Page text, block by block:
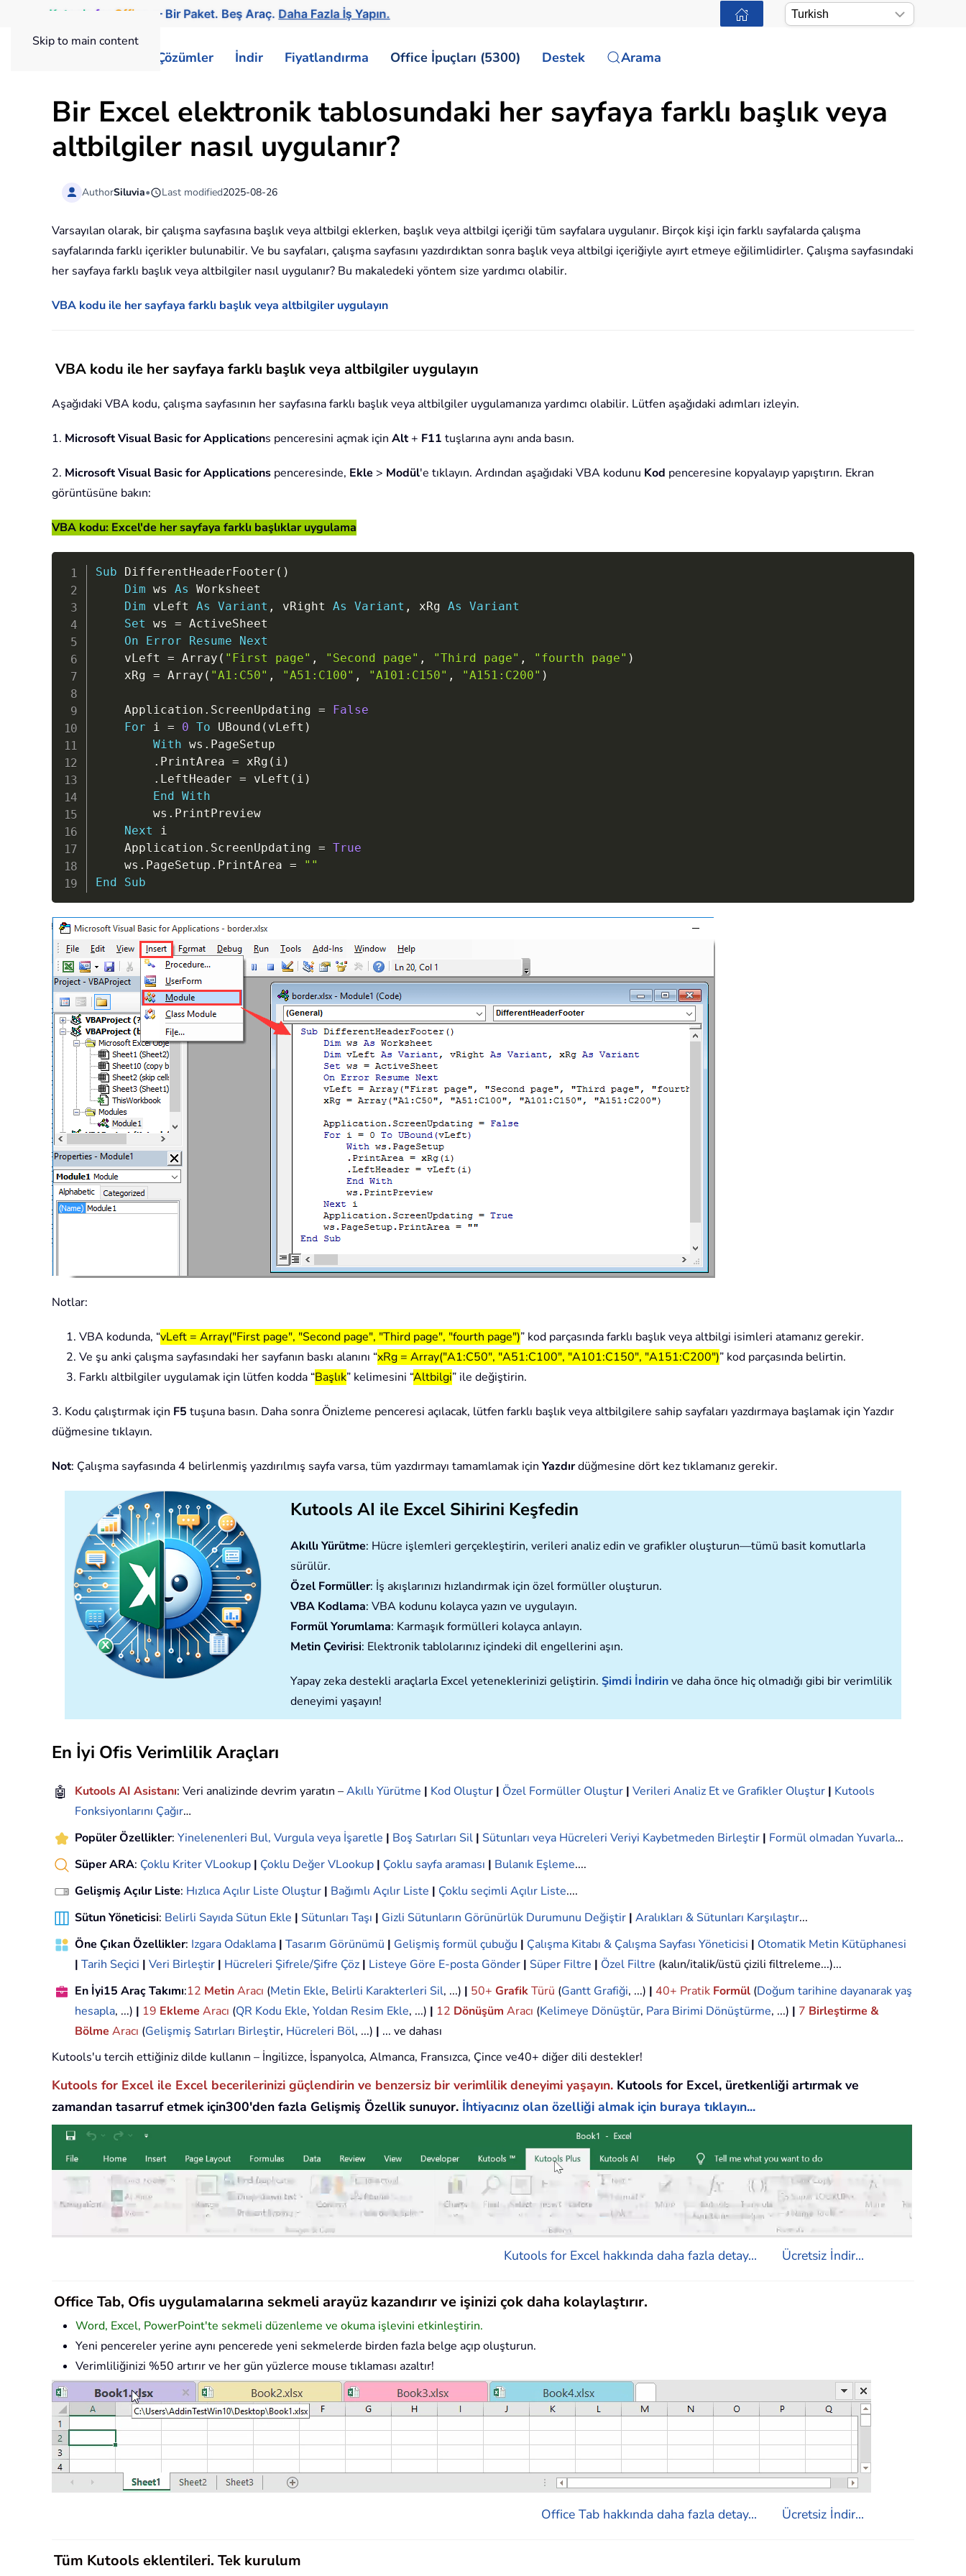
Skip to main content
Kutools for Office — Bir Paket. Beş Araç.Daha Fazla İş Yapın.
Çözümler İndir Fiyatlandırma Office İpuçları (5300) Destek Arama
Bir Excel elektronik tablosundaki her sayfaya farklı başlık veya
altbilgiler nasıl uygulanır?
AuthorSiluvia• Last modified2025-08-26
Varsayılan olarak, bir çalışma sayfasına başlık veya altbilgi eklerken, başlık veya altbilgi içeriği tüm sayfalara uygulanır. Birçok kişi için farklı sayfalarda çalışma
sayfalarında farklı içerikler bulunabilir. Ve bu sayfaları, çalışma sayfasını yazdırdıktan sonra başlık veya altbilgi içeriğiyle ayırt etmeye eğilimlidirler. Çalışma sayfasındaki
her sayfaya farklı başlık veya altbilgiler nasıl uygulanır? Bu makaledeki yöntem size yardımcı olabilir.
VBA kodu ile her sayfaya farklı başlık veya altbilgiler uygulayın
VBA kodu ile her sayfaya farklı başlık veya altbilgiler uygulayın
Aşağıdaki VBA kodu, çalışma sayfasının her sayfasına farklı başlık veya altbilgiler uygulamanıza yardımcı olabilir. Lütfen aşağıdaki adımları izleyin.
1. Microsoft Visual Basic for Applications penceresini açmak için Alt+ F11 tuşlarına aynı anda basın.
2. Microsoft Visual Basic for Applications penceresinde, Ekle > Modül'e tıklayın. Ardından aşağıdaki VBA kodunu Kod penceresine kopyalayıp yapıştırın. Ekran
görüntüsüne bakın:
VBA kodu: Excel'de her sayfaya farklı başlıklar uygulama
Sub DifferentHeaderFooter ( )
Dim ws As Worksheet
Dim vLeft As Variant , vRight As Variant , xRg As
Variant
Set ws = ActiveSheet
On
Error Resume
Next
    vLeft
= Array ( "First page" , "Second page" , "Third page" , "fourth page" )
    xRg
= Array ( "A1:C50" , "A51:C100" , "A101:C150" , "A151:C200" )
    Application
. ScreenUpdating =
False
For i = 0 To UBound ( vLeft )
With ws . PageSetup
. PrintArea = xRg ( i )
. LeftHeader = vLeft ( i )
End
With
        ws
. PrintPreview
Next i
    Application
. ScreenUpdating = True
    ws
. PageSetup . PrintArea =
""
End
Sub
Notlar:
1. VBA kodunda, “vLeft = Array("First page", "Second page", "Third page", "fourth page")” kod parçasında farklı başlık veya altbilgi isimleri atamanız gerekir.
2. Ve şu anki çalışma sayfasındaki her sayfanın baskı alanını “xRg = Array("A1:C50", "A51:C100", "A101:C150", "A151:C200")” kod parçasında belirtin.
3. Farklı altbilgiler uygulamak için lütfen kodda “Başlık” kelimesini “Altbilgi” ile değiştirin.
3. Kodu çalıştırmak için F5 tuşuna basın. Daha sonra Önizleme penceresi açılacak, lütfen farklı başlık veya altbilgilere sahip sayfaları yazdırmaya başlamak için Yazdır
düğmesine tıklayın.
Not: Çalışma sayfasında 4 belirlenmiş yazdırılmış sayfa varsa, tüm yazdırmayı tamamlamak için Yazdırdüğmesine dört kez tıklamanız gerekir.
Kutools AI ile Excel Sihirini Keşfedin
Akıllı Yürütme: Hücre işlemleri gerçekleştirin, verileri analiz edin ve grafikler oluşturun—tümü basit komutlarla
sürülür.
Özel Formüller: İş akışlarınızı hızlandırmak için özel formüller oluşturun.
VBA Kodlama: VBA kodunu kolayca yazın ve uygulayın.
Formül Yorumlama: Karmaşık formülleri kolayca anlayın.
Metin Çevirisi: Elektronik tablolarınız içindeki dil engellerini aşın.
Yapay zeka destekli araçlarla Excel yeteneklerinizi geliştirin. Şimdi İndirinve daha önce hiç olmadığı gibi bir verimlilik
deneyimi yaşayın!
En İyi Ofis Verimlilik Araçları
🤖 Kutools AI Asistanı: Veri analizinde devrim yaratın –Akıllı Yürütme | Kod Oluştur | Özel Formüller Oluştur | Verileri Analiz Et ve Grafikler Oluştur | Kutools
Fonksiyonlarını Çağır…
Popüler Özellikler: Yinelenenleri Bul, Vurgula veya İşaretle | Boş Satırları Sil | Sütunları veya Hücreleri Veriyi Kaybetmeden Birleştir | Formül olmadan Yuvarla...
Süper ARA: Çoklu Kriter VLookup | Çoklu Değer VLookup | Çoklu sayfa araması | Bulanık Eşleme....
Gelişmiş Açılır Liste: Hızlıca Açılır Liste Oluştur | Bağımlı Açılır Liste | Çoklu seçimli Açılır Liste....
Sütun Yöneticisi: Belirli Sayıda Sütun Ekle | Sütunları Taşı | Gizli Sütunların Görünürlük Durumunu Değiştir | Aralıkları & Sütunları Karşılaştır...
Öne Çıkan Özellikler: Izgara Odaklama | Tasarım Görünümü | Gelişmiş formül çubuğu | Çalışma Kitabı & Çalışma Sayfası Yöneticisi | Otomatik Metin Kütüphanesi
| Tarih Seçici | Veri Birleştir | Hücreleri Şifrele/Şifre Çöz | Listeye Göre E-posta Gönder | Süper Filtre | Özel Filtre (kalın/italik/üstü çizili filtreleme...)...
En İyi15 Araç Takımı:12 MetinAracı (Metin Ekle, Belirli Karakterleri Sil, ...) | 50+ GrafikTürü (Gantt Grafiği, ...) | 40+ Pratik Formül (Doğum tarihine dayanarak yaş
hesapla, ...) | 19 Ekleme Aracı (QR Kodu Ekle, Yoldan Resim Ekle, ...) | 12 Dönüşüm Aracı (Kelimeye Dönüştür, Para Birimi Dönüştürme, ...) | 7 Birleştirme &
Bölme Aracı (Gelişmiş Satırları Birleştir, Hücreleri Böl, ...) | ... ve dahası
Kutools'u tercih ettiğiniz dilde kullanın – İngilizce, İspanyolca, Almanca, Fransızca, Çince ve40+ diğer dili destekler!
Kutools for Excel ile Excel becerilerinizi güçlendirin ve benzersiz bir verimlilik deneyimi yaşayın. Kutools for Excel, üretkenliği artırmak ve
zamandan tasarruf etmek için300'den fazla Gelişmiş Özellik sunuyor. İhtiyacınız olan özelliği almak için buraya tıklayın...
Kutools for Excel hakkında daha fazla detay... Ücretsiz İndir...
Office Tab, Ofis uygulamalarına sekmeli arayüz kazandırır ve işinizi çok daha kolaylaştırır.
Word, Excel, PowerPoint'te sekmeli düzenleme ve okuma işlevini etkinleştirin.
Yeni pencereler yerine aynı pencerede yeni sekmelerde birden fazla belge açıp oluşturun.
Verimliliğinizi %50 artırır ve her gün yüzlerce mouse tıklaması azaltır!
Office Tab hakkında daha fazla detay... Ücretsiz İndir...
Tüm Kutools eklentileri. Tek kurulum